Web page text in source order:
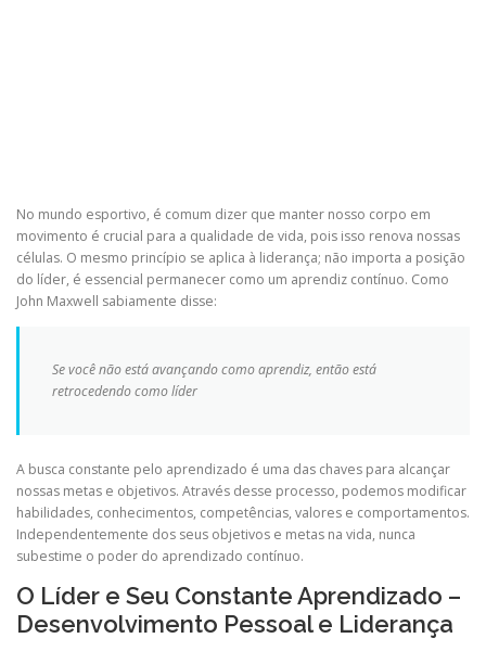
No mundo esportivo, é comum dizer que manter nosso corpo em
movimento é crucial para a qualidade de vida, pois isso renova nossas
células. O mesmo princípio se aplica à liderança; não importa a posição
do líder, é essencial permanecer como um aprendiz contínuo. Como
John Maxwell sabiamente disse:
Se você não está avançando como aprendiz, então está
retrocedendo como líder
A busca constante pelo aprendizado é uma das chaves para alcançar
nossas metas e objetivos. Através desse processo, podemos modificar
habilidades, conhecimentos, competências, valores e comportamentos.
Independentemente dos seus objetivos e metas na vida, nunca
subestime o poder do aprendizado contínuo.
O Líder e Seu Constante Aprendizado –
Desenvolvimento Pessoal e Liderança